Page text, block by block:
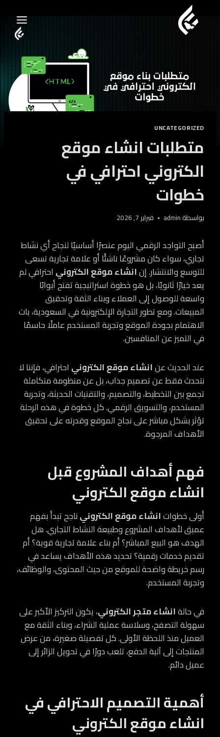
المحتوى
UNCATEGORIZED
متطلبات انشاء موقع
الكتروني احترافي في
خطوات
بواسطةadmin فبراير 7, 2026
أصبح التواجد الرقمي اليوم عنصرًا أساسيًا لنجاح أي نشاط
تجاري، سواء كان مشروعًا ناشئًا أو علامة تجارية تسعى
للتوسع والانتشار. إنانشاء موقع الكتروني احترافي لم
يعد خيارًا ثانويًا، بل هو خطوة استراتيجية تفتح أبوابًا
واسعة للوصول إلى العملاء وبناء الثقة وتحقيق
المبيعات. ومع تطور التجارة الإلكترونية في السعودية، بات
الاهتمام بجودة الموقع وتجربة المستخدم عاملًا حاسمًا
في التميز عن المنافسين.
عند الحديث عنانشاء موقع الكتروني احترافي، فإننا لا
نتحدث فقط عن تصميم جذاب، بل عن منظومة متكاملة
تجمع بين التخطيط، والتصميم، والتقنيات الحديثة، وتجربة
المستخدم، والتسويق الرقمي. كل خطوة في هذه الرحلة
تؤثر بشكل مباشر على نجاح الموقع وقدرته على تحقيق
الأهداف المرجوة.
فهم أهداف المشروع قبل
انشاء موقع الكتروني
أولى خطواتانشاء موقع الكترونيناجح تبدأ بفهم
عميق لأهداف المشروع وطبيعة النشاط التجاري. هل
الهدف هو البيع المباشر؟ أم بناء علامة تجارية قوية؟ أم
تقديم خدمات رقمية؟ تحديد هذه الأهداف يساعد في
رسم خريطة واضحة للموقع من حيث المحتوى، والوظائف،
وتجربة المستخدم.
في حالةانشاء متجر الكتروني، يكون التركيز الأكبر على
سهولة التصفح، وسلاسة عملية الشراء، وبناء الثقة مع
العميل منذ اللحظة الأولى. كل تفصيلة صغيرة، من عرض
المنتجات إلى آلية الدفع، تلعب دورًا في تحويل الزائر إلى
عميل دائم.
أهمية التصميم الاحترافي في
انشاء موقع الكتروني